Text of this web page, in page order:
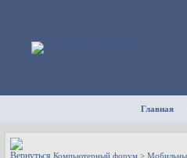
Главная
Компьютерный форум >